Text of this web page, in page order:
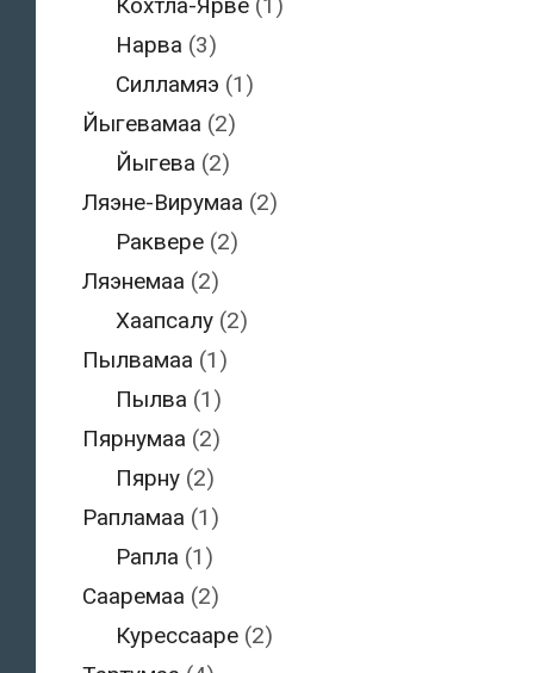
Кохтла-Ярве (1)
Нарва (3)
Силламяэ (1)
Йыгевамаа (2)
Йыгева (2)
Ляэне-Вирумаа (2)
Раквере (2)
Ляэнемаа (2)
Хаапсалу (2)
Пылвамаа (1)
Пылва (1)
Пярнумаа (2)
Пярну (2)
Рапламаа (1)
Рапла (1)
Сааремаа (2)
Курессааре (2)